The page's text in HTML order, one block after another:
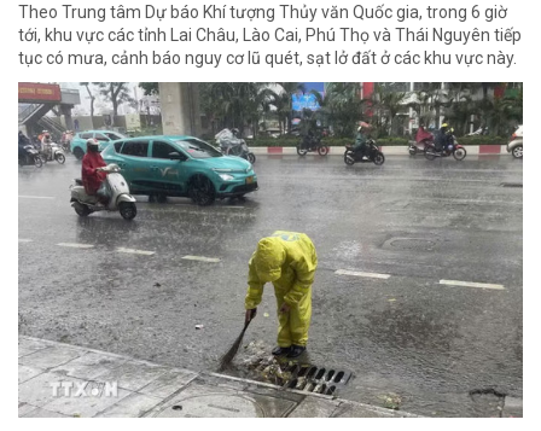
Theo Trung tâm Dự báo Khí tượng Thủy văn Quốc gia, trong 6 giờ
tới, khu vực các tỉnh Lai Châu, Lào Cai, Phú Thọ và Thái Nguyên tiếp
tục có mưa, cảnh báo nguy cơ lũ quét, sạt lở đất ở các khu vực này.